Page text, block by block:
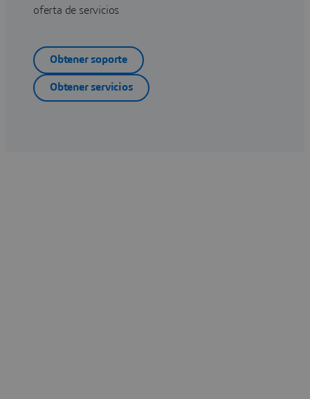
oferta de servicios
Obtener soporte
Obtener servicios